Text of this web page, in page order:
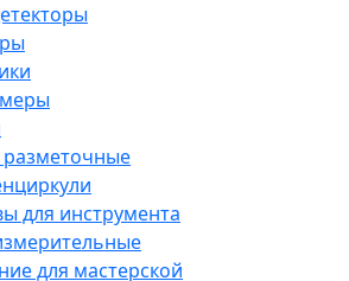
для инструмента
для мастерской